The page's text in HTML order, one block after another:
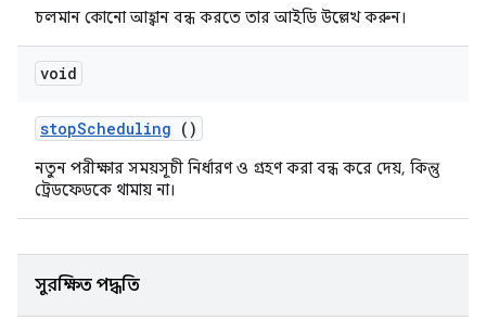
চলমান কোনো আহ্বান বন্ধ করতে তার আইডি উল্লেখ করুন।
void
stopScheduling ()
নতুন পরীক্ষার সময়সূচী নির্ধারণ ও গ্রহণ করা বন্ধ করে দেয়, কিন্তু
ট্রেডফেডকে থামায় না।
সুরক্ষিত পদ্ধতি